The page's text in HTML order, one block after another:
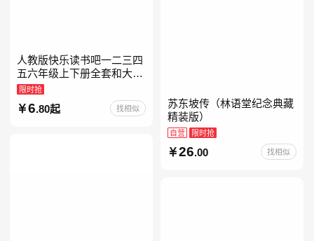
人教版快乐读书吧一二三四
五六年级上下册全套和大人
一起读人教版读读童谣和儿
歌小鲤鱼跳龙门中国古代寓
言安徒生童话学生阅读课外
限时抢
6.80起 找相似
苏东坡传（林语堂纪念典藏
精装版）
自营 限时抢
26.00 找相似